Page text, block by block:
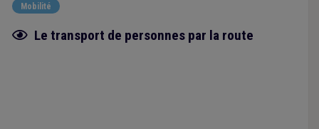
Mobilité
Fiche focus
Le transport de personnes par la route